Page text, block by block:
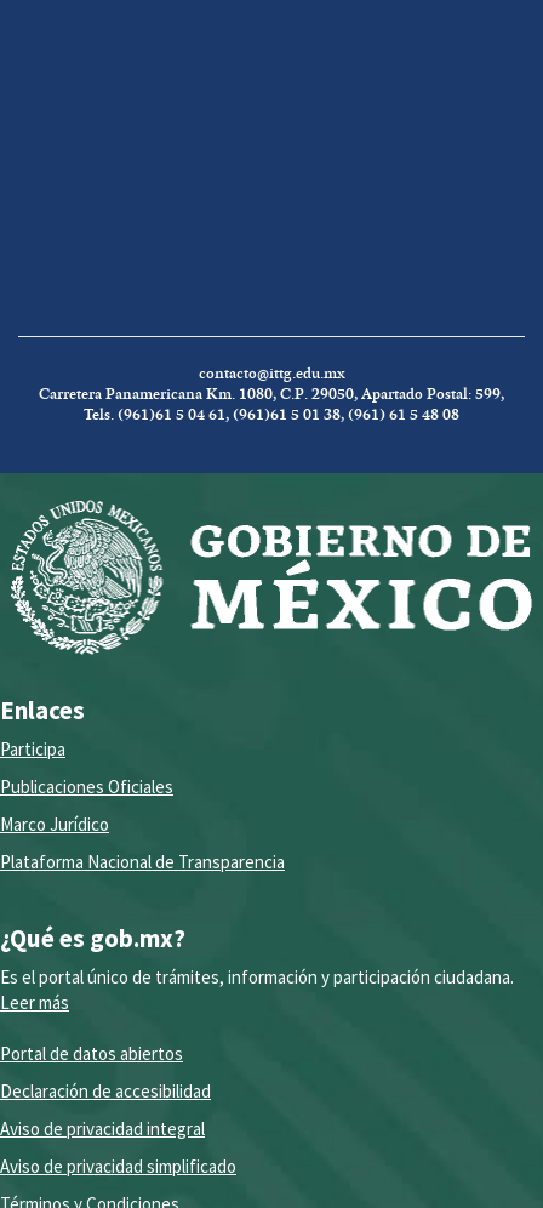
contacto@ittg.edu.mx
Carretera Panamericana Km. 1080, C.P. 29050, Apartado Postal: 599,
Tels. (961)61 5 04 61, (961)61 5 01 38, (961) 61 5 48 08
Enlaces
Participa
Publicaciones Oficiales
Marco Jurídico
Plataforma Nacional de Transparencia
¿Qué es gob.mx?
Es el portal único de trámites, información y participación ciudadana.
Leer más
Portal de datos abiertos
Declaración de accesibilidad
Aviso de privacidad integral
Aviso de privacidad simplificado